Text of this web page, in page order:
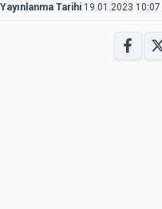
Yayınlanma Tarihi 19.01.2023 10:07